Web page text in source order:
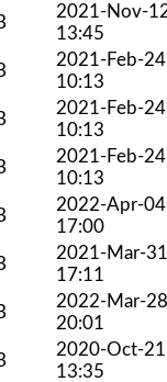
2021-Nov-
13:45
2021-Feb-24
10:13
2021-Feb-24
10:13
2021-Feb-24
10:13
2022-Apr-04
17:00
2021-Mar-31
17:11
2022-Mar-28
20:01
2020-Oct-21
13:35